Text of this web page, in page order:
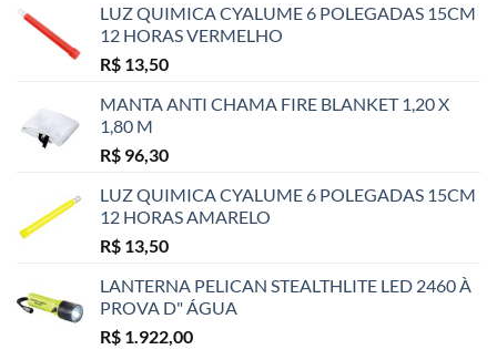
LUZ QUIMICA CYALUME 6 POLEGADAS 15CM
12 HORAS VERMELHO
R$ 13,50
MANTA ANTI CHAMA FIRE BLANKET 1,20 X
1,80 M
R$ 96,30
LUZ QUIMICA CYALUME 6 POLEGADAS 15CM
12 HORAS AMARELO
R$ 13,50
LANTERNA PELICAN STEALTHLITE LED 2460 À
PROVA D" ÁGUA
R$ 1.922,00